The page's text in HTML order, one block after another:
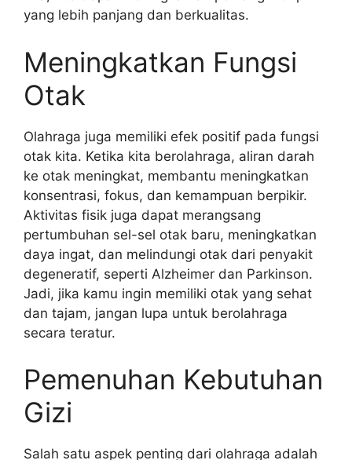
yang lebih panjang dan berkualitas.
Meningkatkan Fungsi
Otak
Olahraga juga memiliki efek positif pada fungsi
otak kita. Ketika kita berolahraga, aliran darah
ke otak meningkat, membantu meningkatkan
konsentrasi, fokus, dan kemampuan berpikir.
Aktivitas fisik juga dapat merangsang
pertumbuhan sel-sel otak baru, meningkatkan
daya ingat, dan melindungi otak dari penyakit
degeneratif, seperti Alzheimer dan Parkinson.
Jadi, jika kamu ingin memiliki otak yang sehat
dan tajam, jangan lupa untuk berolahraga
secara teratur.
Pemenuhan Kebutuhan
Gizi
Salah satu aspek penting dari olahraga adalah